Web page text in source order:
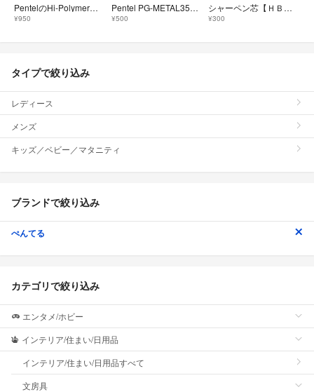
PentelのHi-Polymerシャープペンシル替芯1ケース(12本入り)
¥950
Pentel PG-METAL350 シャーペン0.3mm グリーン 2本セット
¥500
シャーペン芯【ＨＢ】２つ
¥300
タイプで絞り込み
レディース
メンズ
キッズ／ベビー／マタニティ
ブランドで絞り込み
ぺんてる
カテゴリで絞り込み
エンタメ/ホビー
インテリア/住まい/日用品
インテリア/住まい/日用品すべて
文房具